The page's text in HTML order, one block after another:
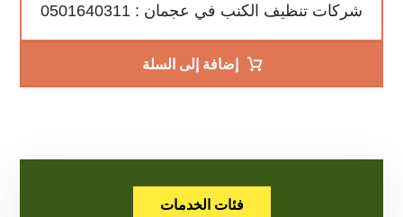
شركات تنظيف الكنب في عجمان : 0501640311
إضافة إلى السلة
فئات الخدمات